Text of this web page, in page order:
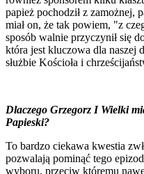
papież pochodził z zamożnej,
miał on, że tak powiem, "z
sposób walnie przyczynił się
która jest kluczowa dla naszej
służbie Kościoła i
Dlaczego Grzegorz I Wielki
Papieski?
To bardzo ciekawa kwestia
pozwalają pominąć tego
wyboru, przeciw któremu